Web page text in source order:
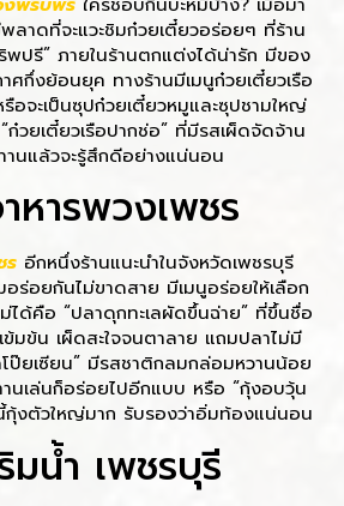
ลาดที่จะแวะชิมก๋วยเตี๋ยวอร่อยๆ ที่ร้าน
พปรี” ภายในร้านตกแต่งได้น่ารัก มีของ
ศกึ่งย้อนยุค ทางร้านมีเมนูก๋วยเตี๋ยวเรือ
อจะเป็นซุปก๋วยเตี๋ยวหมูและซุปชามใหญ่
วยเตี๋ยวเรือปากช่อ” ที่มีรสเผ็ดจัดจ้าน
นแล้วจะรู้สึกดีอย่างแน่นอน
หารพวงเพชร
รอีกหนึ่งร้านแนะนำในจังหวัดเพชรบุรี
อร่อยกันไม่ขาดสาย มีเมนูอร่อยให้เลือก
ด้คือ “ปลาดุกทะเลผัดขึ้นฉ่าย” ที่ขึ้นชื่อ
ข้มข้น เผ็ดสะใจจนตาลาย แถมปลาไม่มี
ป๊ยเซียน” มีรสชาติกลมกล่อมหวานน้อย
นเล่นก็อร่อยไปอีกแบบ หรือ “กุ้งอบวุ้น
กุ้งตัวใหญ่มาก รับรองว่าอิ่มท้องแน่นอน
มน้ำ เพชรบุรี